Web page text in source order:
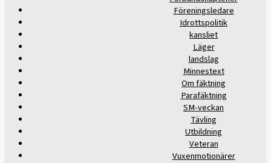
Föreningsledare
Idrottspolitik
kansliet
Läger
landslag
Minnestext
Om fäktning
Parafäktning
SM-veckan
Tävling
Utbildning
Veteran
Vuxenmotionärer